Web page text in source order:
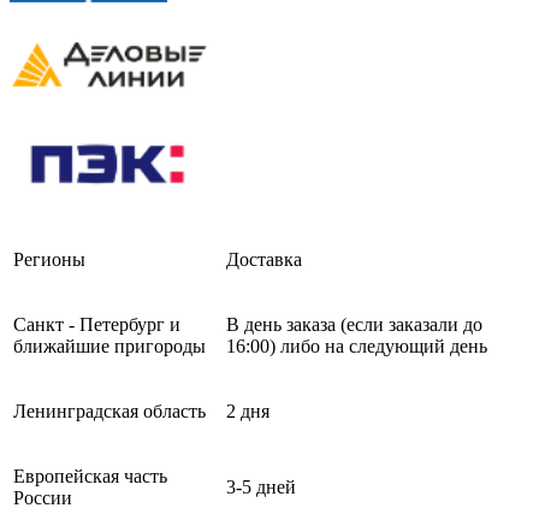
Регионы Доставка
Санкт - Петербург и
ближайшие пригороды
В день заказа (если заказали до
16:00) либо на следующий день
Ленинградская область 2 дня
Европейская часть
России
3-5 дней